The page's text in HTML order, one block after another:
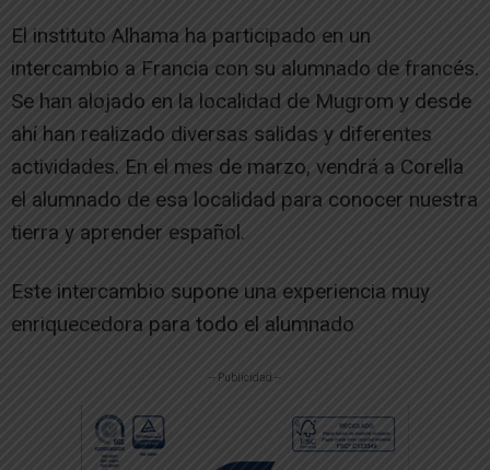
El instituto Alhama ha participado en un
intercambio a Francia con su alumnado de francés.
Se han alojado en la localidad de Mugrom y desde
ahí han realizado diversas salidas y diferentes
actividades. En el mes de marzo, vendrá a Corella
el alumnado de esa localidad para conocer nuestra
tierra y aprender español.
Este intercambio supone una experiencia muy
enriquecedora para todo el alumnado
-- Publicidad --